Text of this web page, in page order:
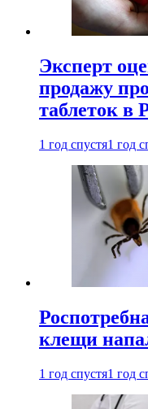
Эксперт
продажу
таблеток в
1 год спустя1 год
клещи
1 год спустя1 год